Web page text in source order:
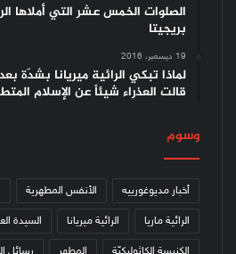
الصلوات الخمس عشر التي أملاها
بريجيتا
19 ديسمبر، 2016
لماذا تبكي الرائية ميريانا بشدّة
قالت العذراء شيئاً عن الإسلام
وسوم
أخبار مديوغورييه الأنفس المطهرية
الرائية ماريا الرائية ميريانا السيدة
الكنيسة الكاثوليكيّة المطهر رسائل